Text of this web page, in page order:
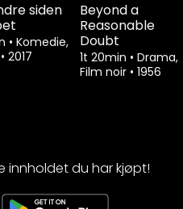
siden
• Komedie,
• 2017
Beyond a
Reasonable
Doubt
1t 20min • Drama,
Film noir • 1956
innholdet du har kjøpt!